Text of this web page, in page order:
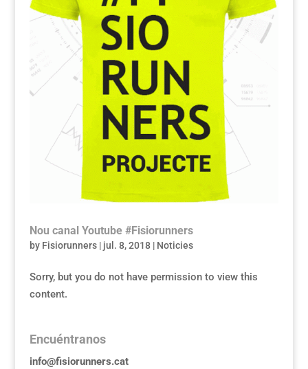
Nou canal Youtube #Fisiorunners
by Fisiorunners| jul. 8, 2018| Noticies
Sorry, but you do not have permission to view this
content.
Encuéntranos
info@fisiorunners.cat